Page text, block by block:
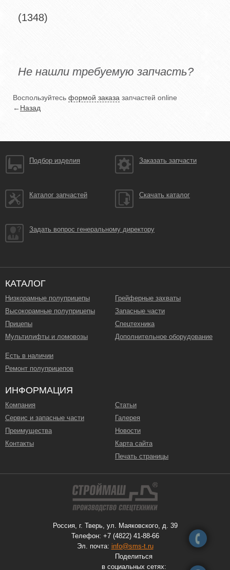
(1348)
Не нашли требуемую запчасть?
Воспользуйтесь формой заказа запчастей online
←Назад
Подбор изделия Заказать запчасти
Каталог запчастей Скачать каталог
Задать вопрос генеральному директору
КАТАЛОГ
Низкорамные полуприцепы
Высокорамные полуприцепы
Прицепы
Мультилифты и ломовозы
Грейферные захваты
Запасные части
Спецтехника
Дополнительное оборудование
Есть в наличии
Ремонт полуприцепов
ИНФОРМАЦИЯ
Компания
Сервис и запасные части
Преимущества
Контакты
Статьи
Галерея
Новости
Карта сайта
Печать страницы
Россия, г. Тверь, ул. Маяковского, д. 39
Телефон: +7 (4822) 41-88-66
Эл. почта: info@sms-t.ru
Поделиться
в социальных сетях: